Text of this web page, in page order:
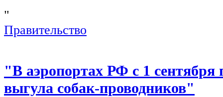
"
Правительство
"В аэропортах РФ с 1 сентября
выгула собак-проводников"